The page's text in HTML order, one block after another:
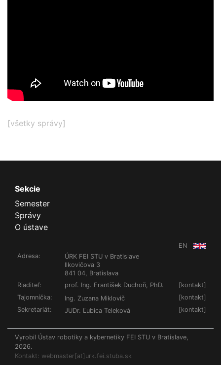
[všetky správy]
Sekcie
Semester
Správy
O ústave
EN
Adresa:
ÚRK FEI STU v Bratislave
Ilkovičova 3
841 04, Bratislava
Riaditeľ:
prof. Ing. František Duchoň, PhD. [kontakt]
Tajomníčka:
Ing. Zuzana Miklovič [kontakt]
Sekretariát:
JUDr. Ľubica Teleková [kontakt]
Vyrobil Ústav robotiky a kybernetiky FEI STU v Bratislave,
2026.
Kontakt: webmaster[at]urk.fei.stuba.sk